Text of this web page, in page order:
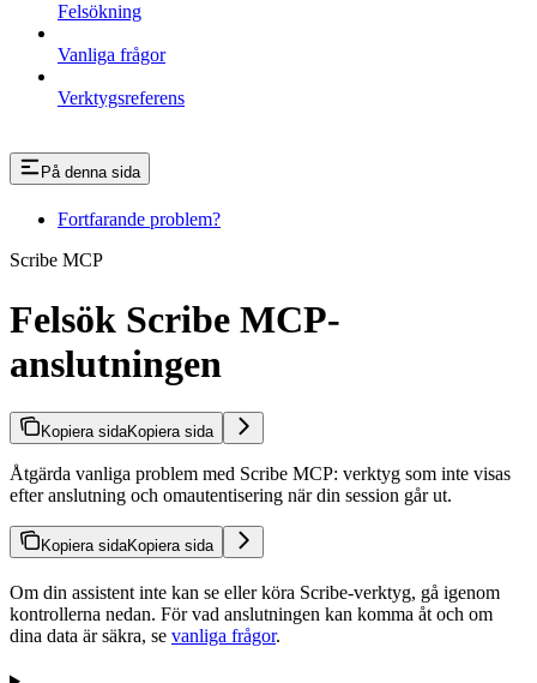
Felsökning
Vanliga frågor
Verktygsreferens
På denna sida
Fortfarande problem?
Scribe MCP
Felsök Scribe MCP-
anslutningen
Kopiera sidaKopiera sida
Åtgärda vanliga problem med Scribe MCP: verktyg som inte visas
efter anslutning och omautentisering när din session går ut.
Kopiera sidaKopiera sida
Om din assistent inte kan se eller köra Scribe-verktyg, gå igenom
kontrollerna nedan. För vad anslutningen kan komma åt och om
dina data är säkra, se vanliga frågor.